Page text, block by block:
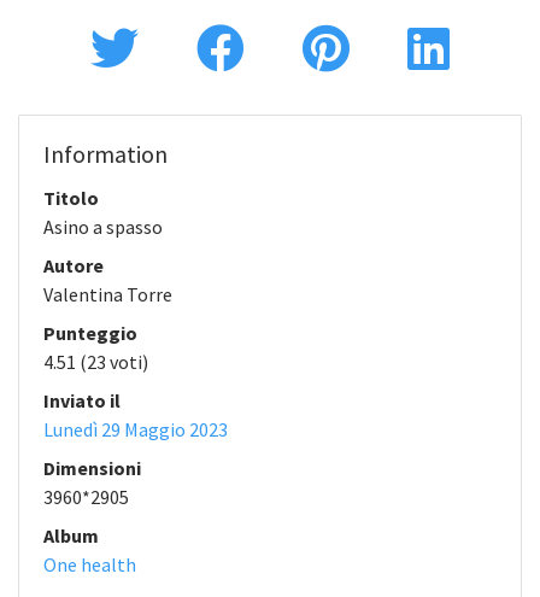
Information
Titolo
Asino a spasso
Autore
Valentina Torre
Punteggio
4.51 (23 voti)
Inviato il
Lunedì 29 Maggio 2023
Dimensioni
3960*2905
Album
One health